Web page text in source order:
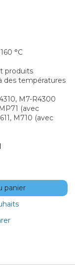
°C
produits
des températures
M7-R4300
(avec
M710 (avec
panier